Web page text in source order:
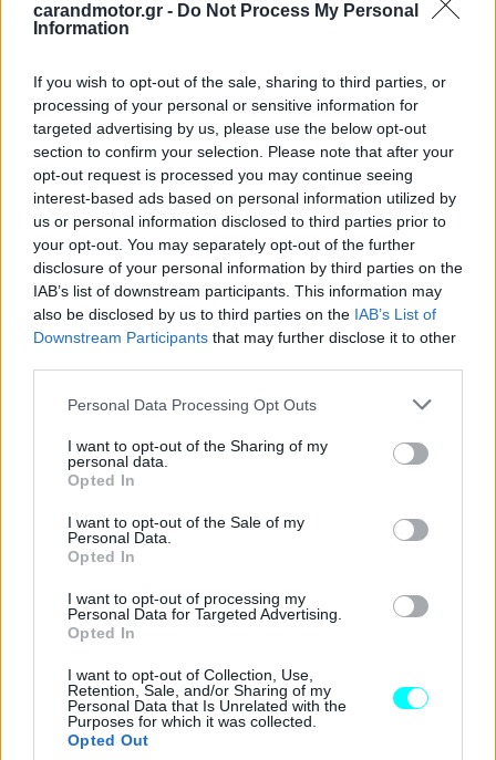
carandmotor.gr - Do Not Process My Personal
Information
If you wish to opt-out of the sale, sharing to third parties, or
processing of your personal or sensitive information for
targeted advertising by us, please use the below opt-out
section to confirm your selection. Please note that after your
opt-out request is processed you may continue seeing
interest-based ads based on personal information utilized by
us or personal information disclosed to third parties prior to
your opt-out. You may separately opt-out of the further
disclosure of your personal information by third parties on the
IAB’s list of downstream participants. This information may
also be disclosed by us to third parties on the IAB’s List of
Downstream Participants that may further disclose it to other
Please note that this website/app uses one or more Google
not limited to your visit or usage behaviour. You may click to
grant or deny consent to Google and its third-party tags to
use your data for below specified purposes in below Google
consent section.
Personal Data Processing Opt Outs
I want to opt-out of the Sharing of my
personal data.
Opted In
I want to opt-out of the Sale of my
Personal Data.
Opted In
I want to opt-out of processing my
Personal Data for Targeted Advertising.
Opted In
I want to opt-out of Collection, Use,
Retention, Sale, and/or Sharing of my
Personal Data that Is Unrelated with the
Purposes for which it was collected.
Opted Out
Φυσικά, ως γνήσιο Subaru, διατηρεί και τον off-road
χαρακτήρα του.Η απόσταση από το έδαφος είναι 21
εκατοστά, ελαφρώς μικρότερη από τα θερμικά Subaru,
αλλά αρκετή για περιπέτειες εκτός δρόμου. Το
σύστημα
X-Mode διαθέτει προγράμματα για χιόνι/χώμα, βαθύ
χιόνι/λάσπη , καθώς και λειτουργίαχαμηλής ταχύτητας
cruise control
, ιδανική για τεχνικές διαδρομές.